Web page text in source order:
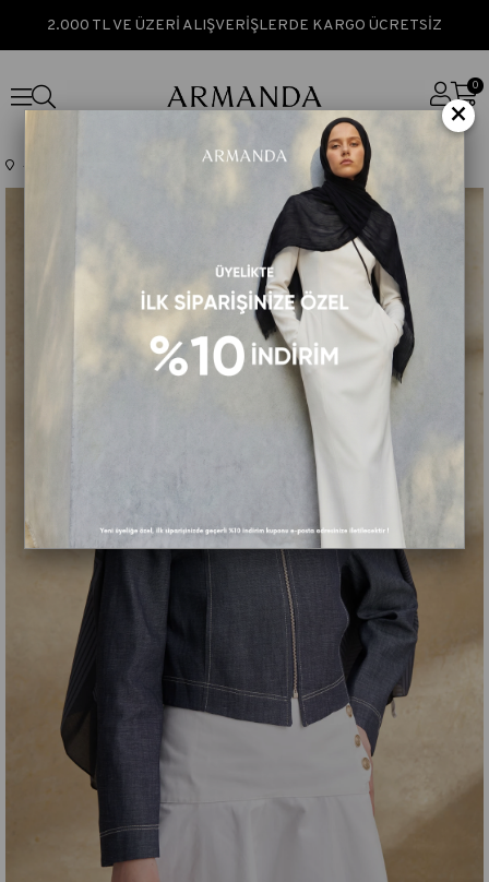
2.000 TL VE ÜZERİ ALIŞVERİŞLERDE KARGO ÜCRETSİZ
0
Anasayfa FIORI JAKAR LINE DESEN ŞAL - ANTRASİT
×